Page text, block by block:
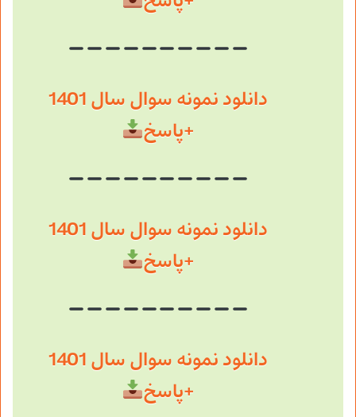
دانلود نمونه سوال سال 1401
+پاسخ
دانلود نمونه سوال سال 1401
+پاسخ
دانلود نمونه سوال سال 1401
+پاسخ